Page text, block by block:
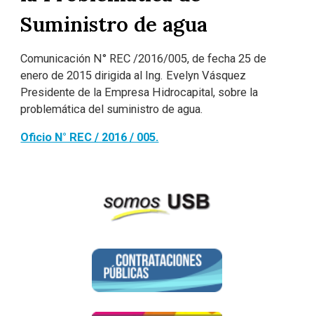
Suministro de agua
Comunicación N° REC /2016/005, de fecha 25 de
enero de 2015 dirigida al Ing. Evelyn Vásquez
Presidente de la Empresa Hidrocapital, sobre la
problemática del suministro de agua.
Oficio N° REC / 2016 / 005.